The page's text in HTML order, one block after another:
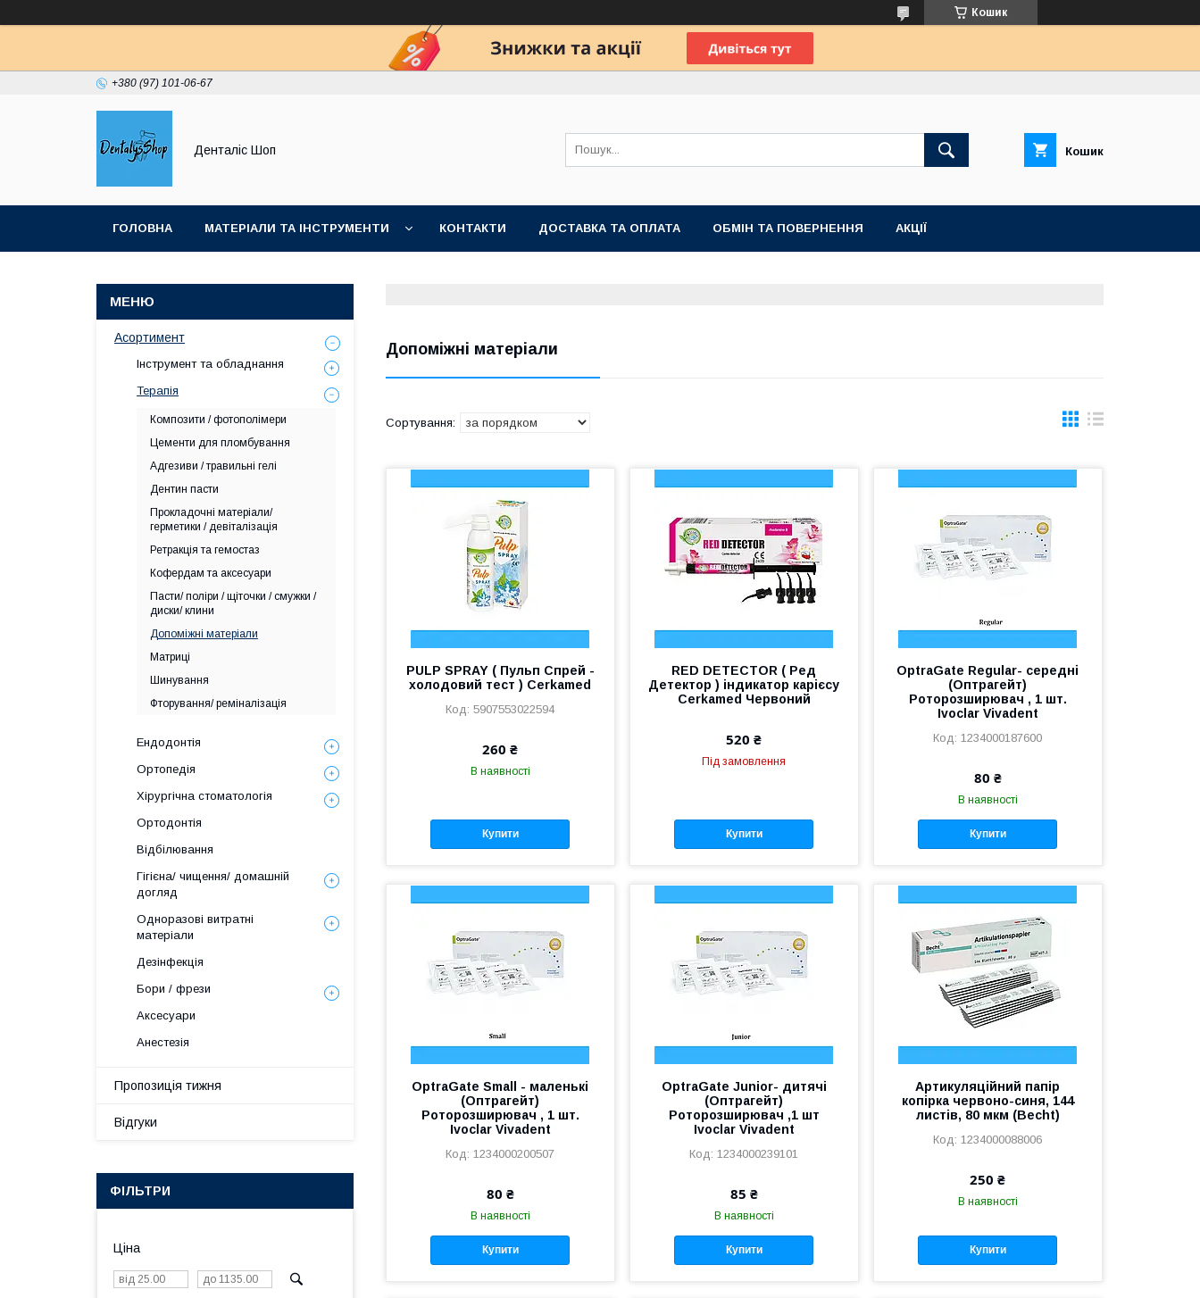
Кошик
+380 (97) 101-06-67
Денталіс Шоп Кошик
ГОЛОВНА МАТЕРІАЛИ ТА ІНСТРУМЕНТИ КОНТАКТИ ДОСТАВКА ТА ОПЛАТА ОБМІН ТА ПОВЕРНЕННЯ АКЦІЇ
Допоміжні матеріали
PULP SPRAY ( Пульп Спрей -
холодовий тест ) Cerkamed
5907553022594
260 ₴
В наявності
Купити
RED DETECTOR ( Ред
Детектор ) індикатор карієсу
Cerkamed Червоний
520 ₴
Під замовлення
Купити
OptraGate Regular- середні
(Оптрагейт)
Роторозширювач , 1 шт.
Ivoclar Vivadent
1234000187600
80 ₴
В наявності
Купити
OptraGate Small - маленькі
(Оптрагейт)
Роторозширювач , 1 шт.
Ivoclar Vivadent
1234000200507
80 ₴
В наявності
Купити
OptraGate Junior- дитячі
(Оптрагейт)
Роторозширювач ,1 шт
Ivoclar Vivadent
1234000239101
85 ₴
В наявності
Купити
Артикуляційний папір
копірка червоно-синя, 144
листів, 80 мкм (Becht)
1234000088006
250 ₴
В наявності
Купити
Асортимент
Інструмент та обладнання
Терапія
Композити / фотополімери
Цементи для пломбування
Адгезиви / травильні гелі
Дентин пасти
Прокладочні матеріали/
герметики / девіталізація
Ретракція та гемостаз
Кофердам та аксесуари
Пасти/ поліри / щіточки / смужки /
диски/ клини
Допоміжні матеріали
Матриці
Шинування
Фторування/ реміналізація
Ендодонтія
Ортопедія
Хірургічна стоматологія
Ортодонтія
Відбілювання
Гігієна/ чищення/ домашній
догляд
Одноразові витратні
матеріали
Дезінфекція
Бори / фрези
Аксесуари
Анестезія
Пропозиція тижня
Відгуки
ФІЛЬТРИ
Ціна